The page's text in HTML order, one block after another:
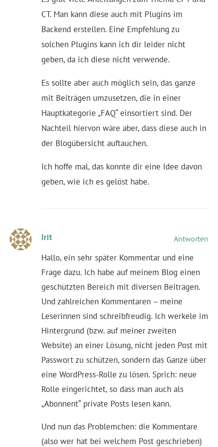
CT. Man kann diese auch mit Plugins im
Backend erstellen. Eine Empfehlung zu
solchen Plugins kann ich dir leider nicht
geben, da ich diese nicht verwende.
Es sollte aber auch möglich sein, das ganze
mit Beiträgen umzusetzen, die in einer
Hauptkategorie „FAQ“ einsortiert sind. Der
Nachteil hiervon wäre aber, dass diese auch in
der Blogübersicht auftauchen.
Ich hoffe mal, das konnte dir eine Idee davon
geben, wie ich es gelöst habe.
Irit Antworten
Hallo, ein sehr später Kommentar und eine
Frage dazu. Ich habe auf meinem Blog einen
geschützten Bereich mit diversen Beiträgen.
Und zahlreichen Kommentaren – meine
Leserinnen sind schreibfreudig. Ich werkele im
Hintergrund (bzw. auf meiner zweiten
Website) an einer Lösung, nicht jeden Post mit
Passwort zu schützen, sondern das Ganze über
eine WordPress-Rolle zu lösen. Sprich: neue
Rolle eingerichtet, so dass man auch als
„Abonnent“ private Posts lesen kann.
Und nun das Problemchen: die Kommentare
(also wer hat bei welchem Post geschrieben)